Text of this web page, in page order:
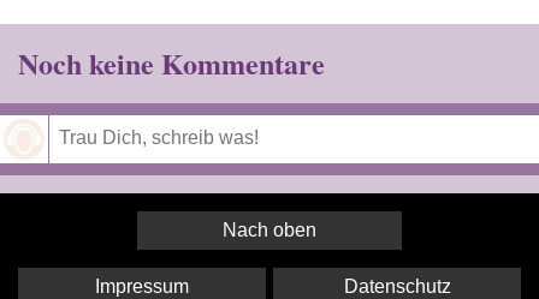
Noch keine Kommentare
Nach oben
Impressum Datenschutz